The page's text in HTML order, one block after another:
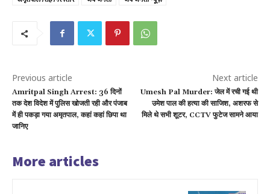
Previous article
Amritpal Singh Arrest: 36 दिनों
तक देश विदेश में पुलिस खोजती रही और पंजाब
में ही पकड़ा गया अमृतपाल, कहां कहां छिपा था
जानिए
Next article
Umesh Pal Murder: जेल में रची गई थी
उमेश पाल की हत्या की साजिश, अशरफ से
मिले थे सभी शूटर, CCTV फुटेज सामने आया
More articles